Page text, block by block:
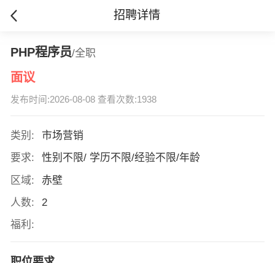
招聘详情
PHP程序员/全职
面议
发布时间:2026-08-08 查看次数:1938
类别:
市场营销
要求:
性别不限/ 学历不限/经验不限/年龄
区域:
赤壁
人数:
2
福利: